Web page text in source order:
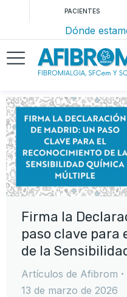
PACIENTES
Dónde
Firma la
paso clave para
de la
Artículos de Afibrom
13 de marzo de 2026